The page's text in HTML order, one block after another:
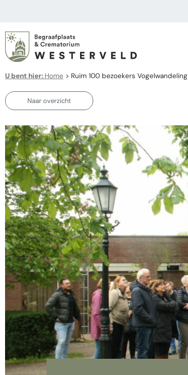
U bent hier: Home > Ruim 100 bezoekers Vogelwandeling
Naar overzicht